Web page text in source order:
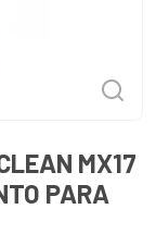
MX17
PARA